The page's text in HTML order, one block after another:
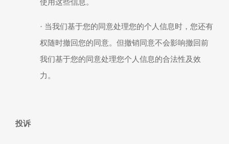
使用这些信息。
· 当我们基于您的同意处理您的个人信息时，您还有
权随时撤回您的同意。但撤销同意不会影响撤回前
我们基于您的同意处理您个人信息的合法性及效
力。
投诉